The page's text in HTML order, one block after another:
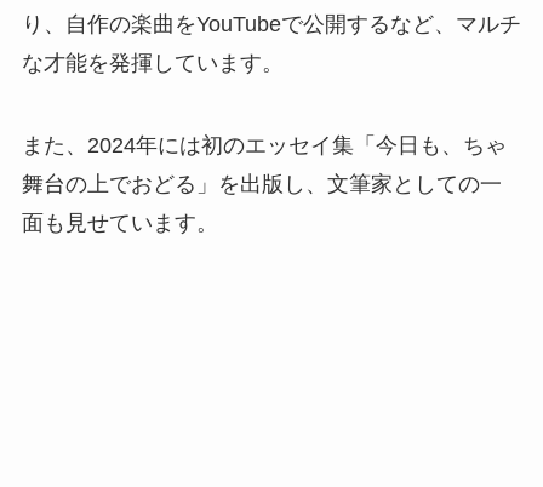
り、自作の楽曲をYouTubeで公開するなど、マルチ
な才能を発揮しています。
また、2024年には初のエッセイ集「今日も、ちゃ
舞台の上でおどる」を出版し、文筆家としての一
面も見せています。